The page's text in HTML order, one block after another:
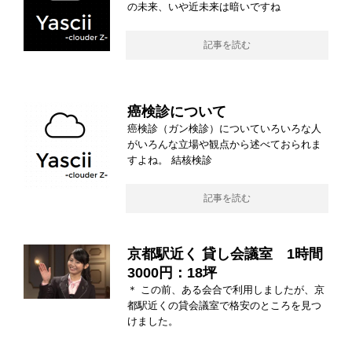
の未来、いや近未来は暗いですね
記事を読む
癌検診について
癌検診（ガン検診）についていろいろな人
がいろんな立場や観点から述べておられま
すよね。 結核検診
記事を読む
京都駅近く 貸し会議室 1時間
3000円：18坪
＊ この前、ある会合で利用しましたが、京
都駅近くの貸会議室で格安のところを見つ
けました。